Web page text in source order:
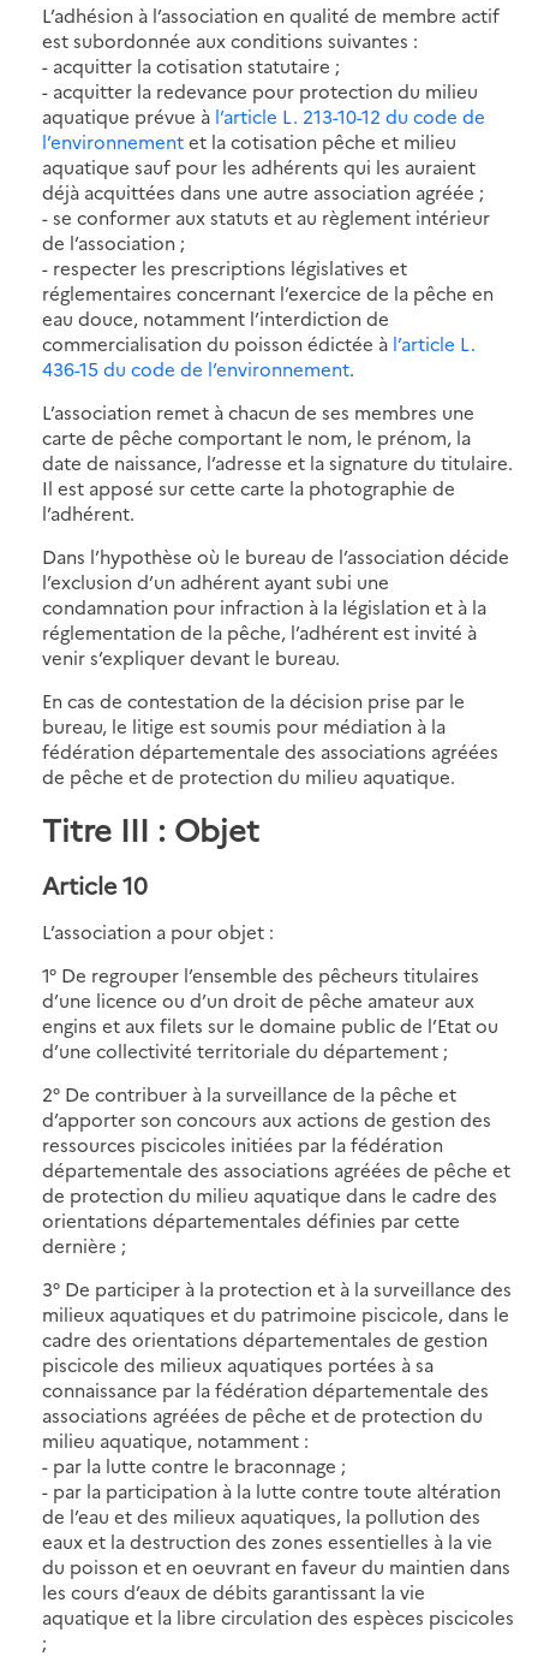
L’adhésion à l’association en qualité de membre actif
est subordonnée aux conditions suivantes :
- acquitter la cotisation statutaire ;
- acquitter la redevance pour protection du milieu
aquatique prévue à l’article L. 213-10-12 du code de
l’environnementet la cotisation pêche et milieu
aquatique sauf pour les adhérents qui les auraient
déjà acquittées dans une autre association agréée ;
- se conformer aux statuts et au règlement intérieur
de l’association ;
- respecter les prescriptions législatives et
réglementaires concernant l’exercice de la pêche en
eau douce, notamment l’interdiction de
commercialisation du poisson édictée à l’article L.
436-15 du code de l’environnement.
L’association remet à chacun de ses membres une
carte de pêche comportant le nom, le prénom, la
date de naissance, l’adresse et la signature du titulaire.
Il est apposé sur cette carte la photographie de
l’adhérent.
Dans l’hypothèse où le bureau de l’association décide
l’exclusion d’un adhérent ayant subi une
condamnation pour infraction à la législation et à la
réglementation de la pêche, l’adhérent est invité à
venir s’expliquer devant le bureau.
En cas de contestation de la décision prise par le
bureau, le litige est soumis pour médiation à la
fédération départementale des associations agréées
de pêche et de protection du milieu aquatique.
Titre III : Objet
Article 10
L’association a pour objet :
1° De regrouper l’ensemble des pêcheurs titulaires
d’une licence ou d’un droit de pêche amateur aux
engins et aux filets sur le domaine public de l’Etat ou
d’une collectivité territoriale du département ;
2° De contribuer à la surveillance de la pêche et
d’apporter son concours aux actions de gestion des
ressources piscicoles initiées par la fédération
départementale des associations agréées de pêche et
de protection du milieu aquatique dans le cadre des
orientations départementales définies par cette
dernière ;
3° De participer à la protection et à la surveillance des
milieux aquatiques et du patrimoine piscicole, dans le
cadre des orientations départementales de gestion
piscicole des milieux aquatiques portées à sa
connaissance par la fédération départementale des
associations agréées de pêche et de protection du
milieu aquatique, notamment :
- par la lutte contre le braconnage ;
- par la participation à la lutte contre toute altération
de l’eau et des milieux aquatiques, la pollution des
eaux et la destruction des zones essentielles à la vie
du poisson et en oeuvrant en faveur du maintien dans
les cours d’eaux de débits garantissant la vie
aquatique et la libre circulation des espèces piscicoles
;